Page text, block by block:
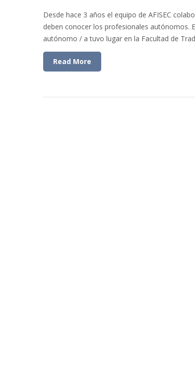
Desde hace 3 años el equipo de AFISEC
deben conocer los profesionales autónomos.
autónomo / a tuvo lugar en la Facultad de
Read More